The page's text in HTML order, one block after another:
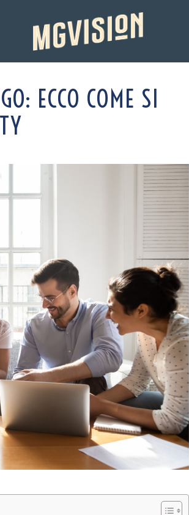
ECCO COME SI